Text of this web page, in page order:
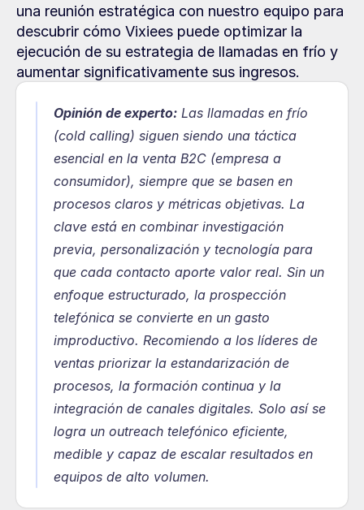
una reunión estratégica con nuestro equipo para
descubrir cómo Vixiees puede optimizar la
ejecución de su estrategia de llamadas en frío y
aumentar significativamente sus ingresos.
Opinión de experto: Las llamadas en frío
(cold calling) siguen siendo una táctica
esencial en la venta B2C (empresa a
consumidor), siempre que se basen en
procesos claros y métricas objetivas. La
clave está en combinar investigación
previa, personalización y tecnología para
que cada contacto aporte valor real. Sin un
enfoque estructurado, la prospección
telefónica se convierte en un gasto
improductivo. Recomiendo a los líderes de
ventas priorizar la estandarización de
procesos, la formación continua y la
integración de canales digitales. Solo así se
logra un outreach telefónico eficiente,
medible y capaz de escalar resultados en
equipos de alto volumen.